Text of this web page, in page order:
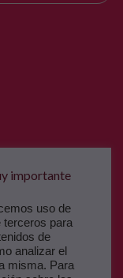
importante
uso de
para
de
analizar el
misma. Para